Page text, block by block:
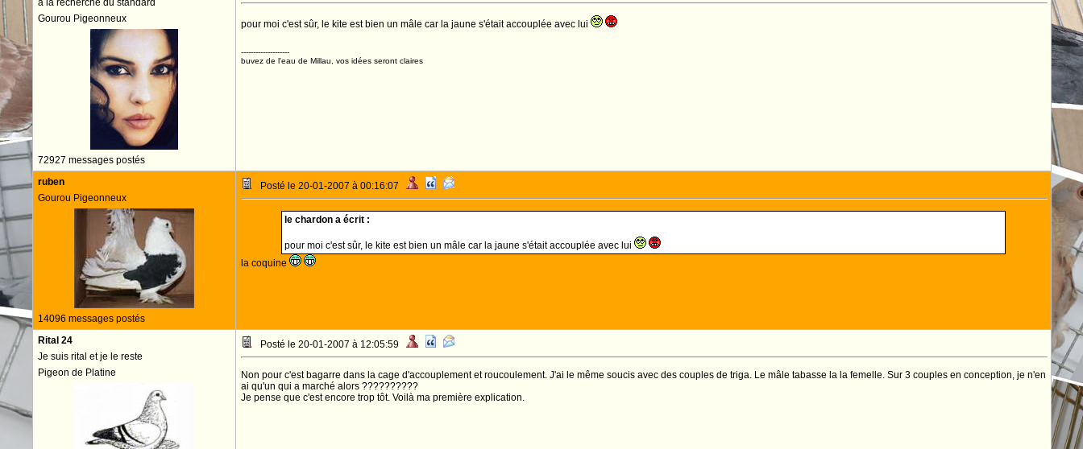
à la recherche du standard
Gourou Pigeonneux
72927 messages postés
pour moi c'est sûr, le kite est bien un mâle car la jaune s'était accouplée avec lui
--------------------
buvez de l'eau de Millau, vos idées seront claires
ruben
Gourou Pigeonneux
14096 messages postés
Posté le 20-01-2007 à 00:16:07
le chardon a écrit :
pour moi c'est sûr, le kite est bien un mâle car la jaune s'était accouplée avec lui
la coquine
Rital 24
Je suis rital et je le reste
Pigeon de Platine
Posté le 20-01-2007 à 12:05:59
Non pour c'est bagarre dans la cage d'accouplement et roucoulement. J'ai le même soucis avec des couples de triga. Le mâle tabasse la la femelle. Sur 3 couples en conception, je n'en
ai qu'un qui a marché alors ??????????
Je pense que c'est encore trop tôt. Voilà ma première explication.